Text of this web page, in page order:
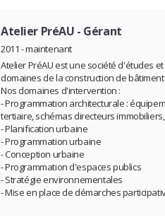
Atelier PréAU - Gérant
2011 - maintenant
Atelier PréAU est une société d'études
domaines de la construction de
Nos domaines d'intervention :
- Programmation architecturale :
tertiaire, schémas directeurs immobiliers,
- Planification urbaine
- Programmation urbaine
- Conception urbaine
- Programmation d'espaces publics
- Stratégie environnementales
- Mise en place de démarches